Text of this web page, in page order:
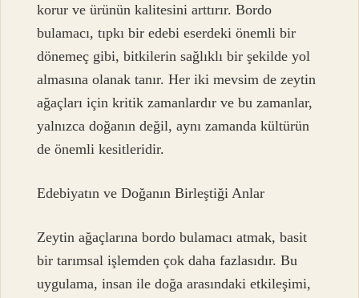
korur ve ürünün kalitesini arttırır. Bordo
bulamacı, tıpkı bir edebi eserdeki önemli bir
dönemeç gibi, bitkilerin sağlıklı bir şekilde yol
almasına olanak tanır. Her iki mevsim de zeytin
ağaçları için kritik zamanlardır ve bu zamanlar,
yalnızca doğanın değil, aynı zamanda kültürün
de önemli kesitleridir.
Edebiyatın ve Doğanın Birleştiği Anlar
Zeytin ağaçlarına bordo bulamacı atmak, basit
bir tarımsal işlemden çok daha fazlasıdır. Bu
uygulama, insan ile doğa arasındaki etkileşimi,